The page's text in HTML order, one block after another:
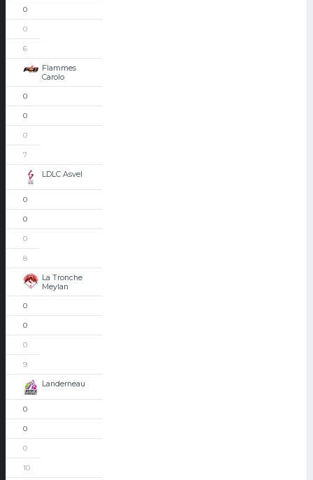
0
0
6
Flammes
Carolo
0
0
0
7
LDLC Asvel
0
0
0
8
La Tronche
Meylan
0
0
0
9
Landerneau
0
0
0
10